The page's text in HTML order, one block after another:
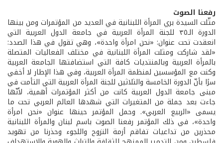
رفعنا الصوت
مثّلت السيدة بري المرأة اللبنانية في العديد من المؤتمرات ومن بينها
الدورة الـ٣٥ للجنة المرأة العربية في جامعة الدول العربية التي
انعقدت تحت عنوان: «نحن امرأة واحدة»، وهي تقول في هذا الصدد:
«لقد شاركت ومثلت المرأة اللبنانية في مختلف الفعاليات المتصلة
بالمرأة العربية وبالمنتديات كافة التي استضافتها الجامعة العربية
وكنت مع المؤسسين لمنظمة المرأة العربية، وفي هذا الإطار لا أخفي
سرًا بأنّ الدورة الخامسة والثلاثين للجنة المرأة العربية التي التأمت في
مبنى جامعة الدول العربية كانت من أكثر المؤتمرات أهمية، لأنّها
جاءت بعد جملة من المتغيرات التي شهدها العالم العربي تحت ما
يسمى «الربيع العربي». وحمل المؤتمر حينها عنوان «نحن امرأة
واحدة»، في ذلك المؤتمر رفعنا الصوت باسم لبنان والمرأة اللبنانية
محذرين من تداعيات تفاقم أزمة النزوح واللجوء وحذرنا من تهويد